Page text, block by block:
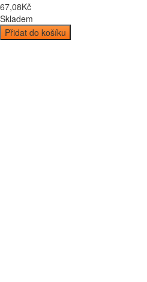
67,08Kč
Skladem
Přidat do košíku